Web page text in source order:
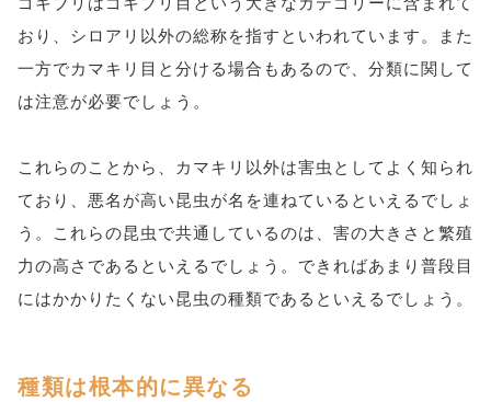
おり、シロアリ以外の総称を指すといわれています。また
一方でカマキリ目と分ける場合もあるので、分類に関して
は注意が必要でしょう。
これらのことから、カマキリ以外は害虫としてよく知られ
ており、悪名が高い昆虫が名を連ねているといえるでしょ
う。これらの昆虫で共通しているのは、害の大きさと繁殖
力の高さであるといえるでしょう。できればあまり普段目
にはかかりたくない昆虫の種類であるといえるでしょう。
種類は根本的に異なる